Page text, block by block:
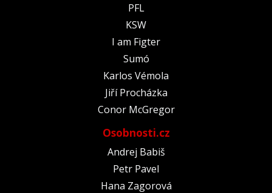
PFL
KSW
I am Figter
Sumó
Karlos Vémola
Jiří Procházka
Conor McGregor
Osobnosti.cz
Andrej Babiš
Petr Pavel
Hana Zagorová